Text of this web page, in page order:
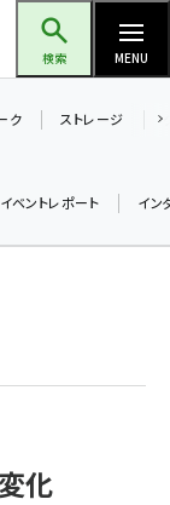
検索 MENU
の絆～ (2297)
ク ストレージ
イベントレポート イン
化